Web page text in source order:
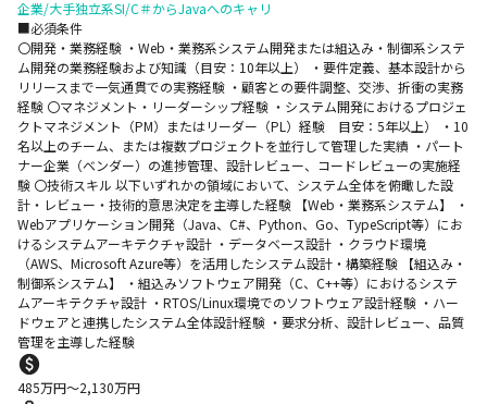
企業/大手独立系SI/C＃からJavaへのキャリ
■必須条件
〇開発・業務経験 ・Web・業務系システム開発または組込み・制御系システ
ム開発の業務経験および知識（目安：10年以上） ・要件定義、基本設計から
リリースまで一気通貫での実務経験 ・顧客との要件調整、交渉、折衝の実務
経験 〇マネジメント・リーダーシップ経験 ・システム開発におけるプロジェ
クトマネジメント（PM）またはリーダー（PL）経験 目安：5年以上） ・10
名以上のチーム、または複数プロジェクトを並行して管理した実績 ・パート
ナー企業（ベンダー）の進捗管理、設計レビュー、コードレビューの実施経
験 〇技術スキル 以下いずれかの領域において、システム全体を俯瞰した設
計・レビュー・技術的意思決定を主導した経験 【Web・業務系システム】 ・
Webアプリケーション開発（Java、C#、Python、Go、TypeScript等）にお
けるシステムアーキテクチャ設計 ・データベース設計 ・クラウド環境
（AWS、Microsoft Azure等）を活用したシステム設計・構築経験 【組込み・
制御系システム】 ・組込みソフトウェア開発（C、C++等）におけるシステ
ムアーキテクチャ設計 ・RTOS/Linux環境でのソフトウェア設計経験 ・ハー
ドウェアと連携したシステム全体設計経験 ・要求分析、設計レビュー、品質
管理を主導した経験
485万円〜2,130万円